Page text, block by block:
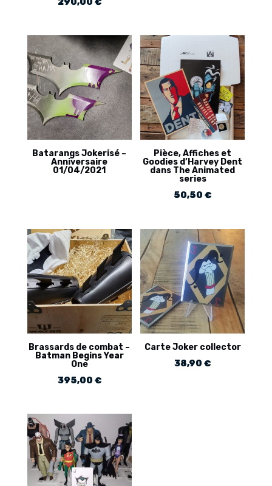
290,00 €
Batarangs Jokerisé –
Anniversaire
01/04/2021
Pièce, Affiches et
Goodies d’Harvey Dent
dans The Animated
series
50,50€
Brassards de combat –
Batman Begins Year
One
395,00 €
Carte Joker collector
38,90€